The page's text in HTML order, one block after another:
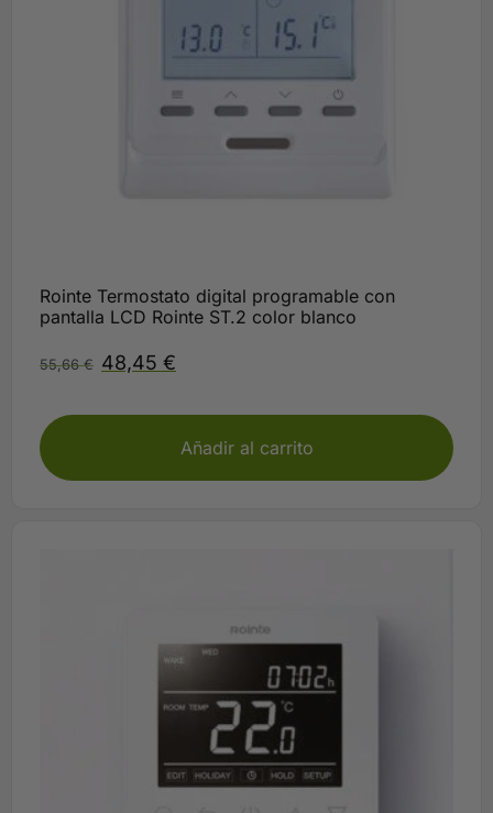
Rointe Termostato digital programable con
pantalla LCD Rointe ST.2 color blanco
55,66€ 48,45 €
Añadir al carrito